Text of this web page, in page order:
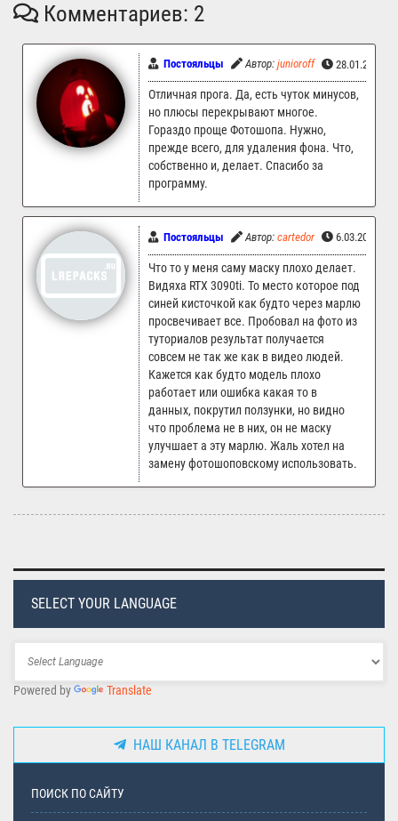
Комментариев: 2
Постояльцы Автор: junioroff 28.01.2025
Отличная прога. Да, есть чуток минусов,
но плюсы перекрывают многое.
Гораздо проще Фотошопа. Нужно,
прежде всего, для удаления фона. Что,
собственно и, делает. Спасибо за
программу.
Постояльцы Автор: cartedor 6.03.2024
Что то у меня саму маску плохо делает.
Видяха RTX 3090ti. То место которое под
синей кисточкой как будто через марлю
просвечивает все. Пробовал на фото из
туториалов результат получается
совсем не так же как в видео людей.
Кажется как будто модель плохо
работает или ошибка какая то в
данных, покрутил ползунки, но видно
что проблема не в них, он не маску
улучшает а эту марлю. Жаль хотел на
замену фотошоповскому использовать.
SELECT YOUR LANGUAGE
Powered by Translate
НАШ КАНАЛ В TELEGRAM
ПОИСК ПО САЙТУ